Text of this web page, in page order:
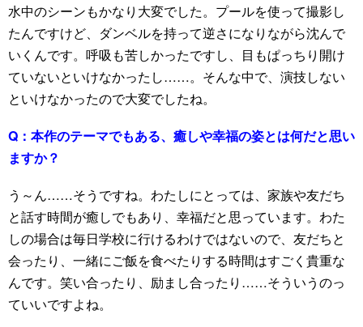
水中のシーンもかなり大変でした。プールを使って撮影し
たんですけど、ダンベルを持って逆さになりながら沈んで
いくんです。呼吸も苦しかったですし、目もぱっちり開け
ていないといけなかったし……。そんな中で、演技しない
といけなかったので大変でしたね。
Q： 本作のテーマでもある、癒しや幸福の姿とは何だと思い
ますか？
う～ん……そうですね。わたしにとっては、家族や友だち
と話す時間が癒しでもあり、幸福だと思っています。わた
しの場合は毎日学校に行けるわけではないので、友だちと
会ったり、一緒にご飯を食べたりする時間はすごく貴重な
んです。笑い合ったり、励まし合ったり……そういうのっ
ていいですよね。